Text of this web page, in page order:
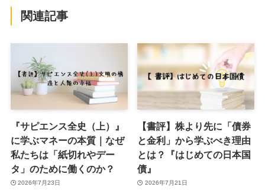
関連記事
『サピエンス全史（上）』
に学ぶマネーの本質｜なぜ
私たちは「紙切れやデー
タ」のために働くのか？
2026年7月23日
【書評】株より先に「債券
と金利」から学ぶべき理由
とは？『はじめての日本国
債』
2026年7月21日